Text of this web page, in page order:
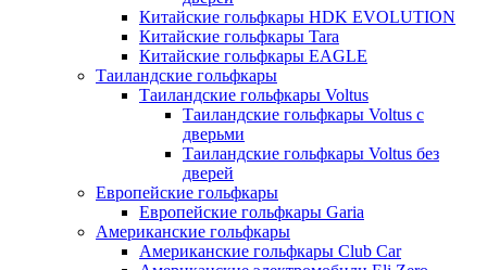
Китайские гольфкары HDK EVOLUTION
Китайские гольфкары Tara
Китайские гольфкары EAGLE
Таиландские гольфкары
Таиландские гольфкары Voltus
Таиландские гольфкары Voltus с
дверьми
Таиландские гольфкары Voltus без
дверей
Европейские гольфкары
Европейские гольфкары Garia
Американские гольфкары
Американские гольфкары Club Car